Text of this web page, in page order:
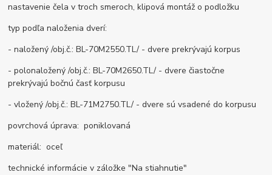
nastavenie čela v troch smeroch, klipová montáž o podložku
typ podľa naloženia dverí:
- naložený /obj.č.: BL-70M2550.TL/ - dvere prekrývajú korpus
- polonaložený /obj.č.: BL-70M2650.TL/ - dvere čiastočne
prekrývajú bočnú časť korpusu
- vložený /obj.č.: BL-71M2750.TL/ - dvere sú vsadené do korpusu
povrchová úprava: poniklovaná
materiál: oceľ
technické informácie v záložke "Na stiahnutie"